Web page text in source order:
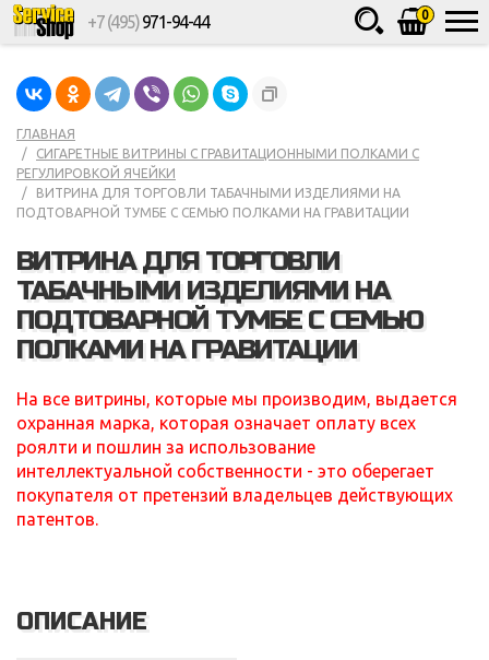
0
+7 (495)971-94-44
ГЛАВНАЯ
СИГАРЕТНЫЕ ВИТРИНЫ С ГРАВИТАЦИОННЫМИ ПОЛКАМИ С
РЕГУЛИРОВКОЙ ЯЧЕЙКИ
ВИТРИНА ДЛЯ ТОРГОВЛИ ТАБАЧНЫМИ ИЗДЕЛИЯМИ НА
ПОДТОВАРНОЙ ТУМБЕ С СЕМЬЮ ПОЛКАМИ НА ГРАВИТАЦИИ
ВИТРИНА ДЛЯ ТОРГОВЛИ
ТАБАЧНЫМИ ИЗДЕЛИЯМИ НА
ПОДТОВАРНОЙ ТУМБЕ С СЕМЬЮ
ПОЛКАМИ НА ГРАВИТАЦИИ
На все витрины, которые мы производим, выдается
охранная марка, которая означает оплату всех
роялти и пошлин за использование
интеллектуальной собственности - это оберегает
покупателя от претензий владельцев действующих
патентов.
ОПИСАНИЕ